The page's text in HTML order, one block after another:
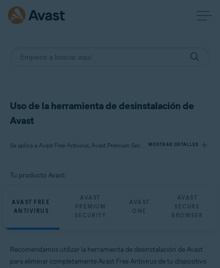
Uso de la herramienta de desinstalación de
Avast
Se aplica a Avast Free Antivirus, Avast Premium Security, Avast One, Avast Secure Browser MOSTRAR DETALLES
Avast Premium Security
Avast One
Tu producto Avast:
AVAST FREE
ANTIVIRUS
AVAST
PREMIUM
SECURITY
AVAST
ONE
AVAST
SECURE
BROWSER
Recomendamos utilizar la herramienta de desinstalación de Avast
para eliminar completamente Avast Free Antivirus de tu dispositivo